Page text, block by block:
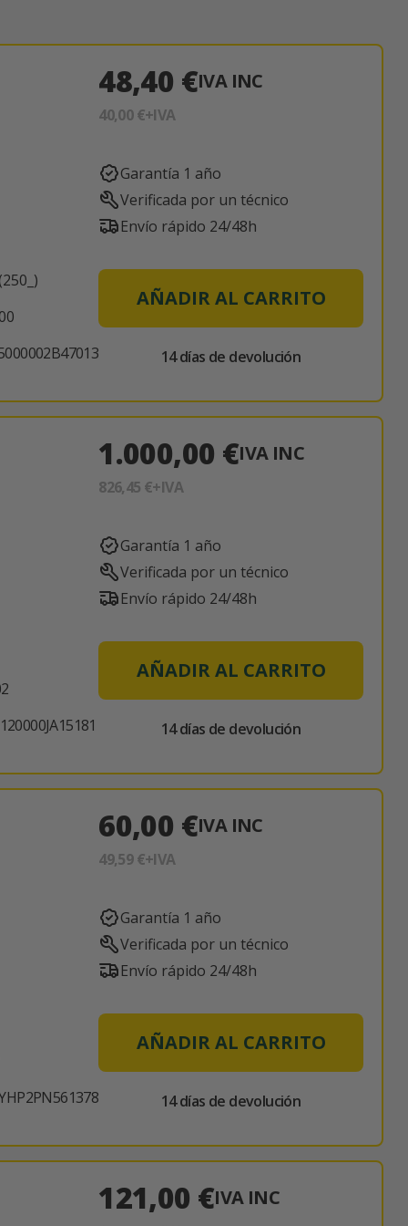
48,40 €IVA INC
40,00 €+IVA
Garantía 1 año
Verificada por un técnico
Envío rápido 24/48h
AÑADIR AL CARRITO
14 días de devolución
1.000,00 €IVA INC
826,45 €+IVA
Garantía 1 año
Verificada por un técnico
Envío rápido 24/48h
AÑADIR AL CARRITO
14 días de devolución
60,00 €IVA INC
49,59 €+IVA
Garantía 1 año
Verificada por un técnico
Envío rápido 24/48h
AÑADIR AL CARRITO
14 días de devolución
121,00 €IVA INC